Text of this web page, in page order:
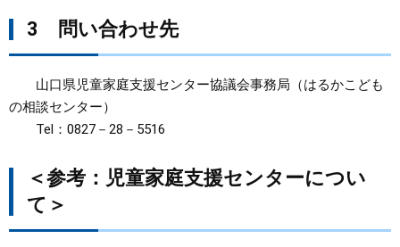
3 問い合わせ先
山口県児童家庭支援センター協議会事務局（はるかこども
の相談センター）
Tel：0827－28－5516
＜参考：児童家庭支援センターについ
て＞